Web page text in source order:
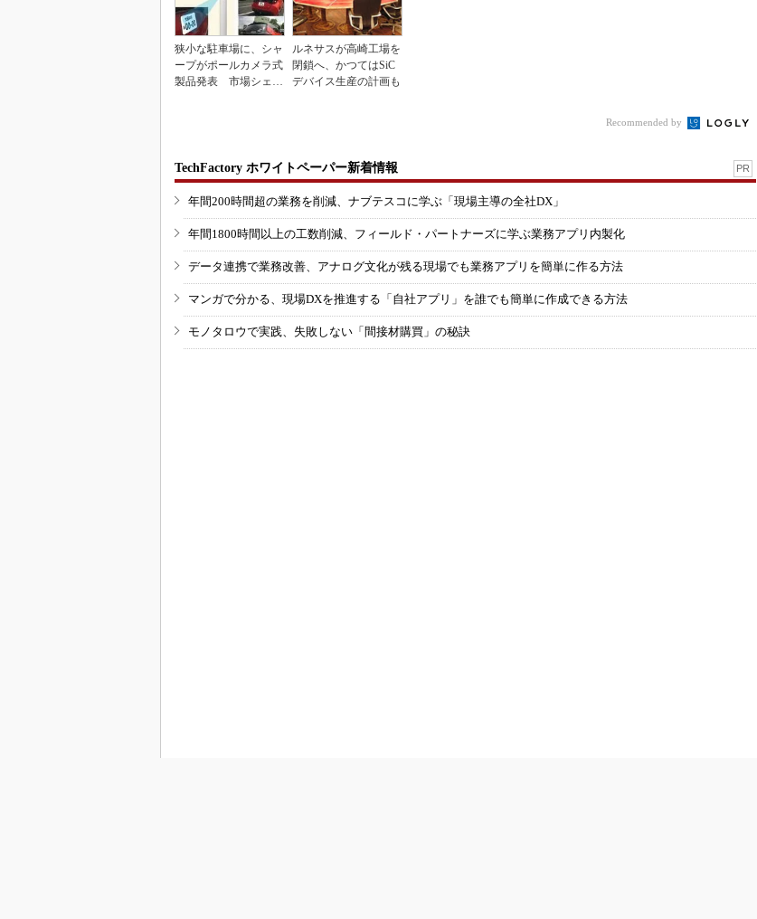
狭小な駐車場に、シャ
ープがポールカメラ式
製品発表 市場シェア
ルネサスが高崎工場を
閉鎖へ、かつてはSiC
デバイス生産の計画も
Recommended by
TechFactory ホワイトペーパー新着情報 PR
年間200時間超の業務を削減、ナブテスコに学ぶ「現場主導の全社DX」
年間1800時間以上の工数削減、フィールド・パートナーズに学ぶ業務アプリ内製化
データ連携で業務改善、アナログ文化が残る現場でも業務アプリを簡単に作る方法
マンガで分かる、現場DXを推進する「自社アプリ」を誰でも簡単に作成できる方法
モノタロウで実践、失敗しない「間接材購買」の秘訣